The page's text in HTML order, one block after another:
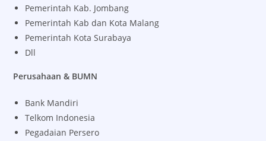
Pemerintah Kab. Jombang
Pemerintah Kab dan Kota Malang
Pemerintah Kota Surabaya
Dll
Perusahaan & BUMN
Bank Mandiri
Telkom Indonesia
Pegadaian Persero